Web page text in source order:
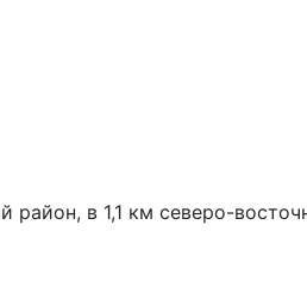
в 1,1 км северо-